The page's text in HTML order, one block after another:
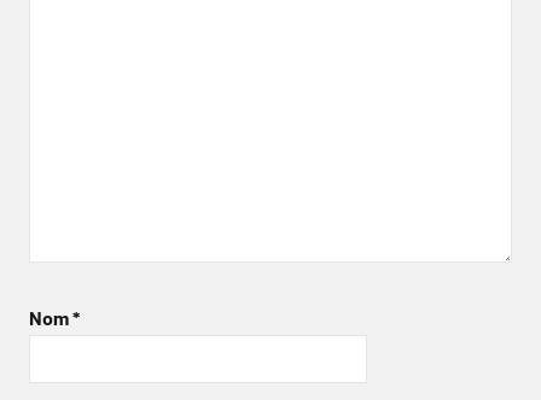
Nom*